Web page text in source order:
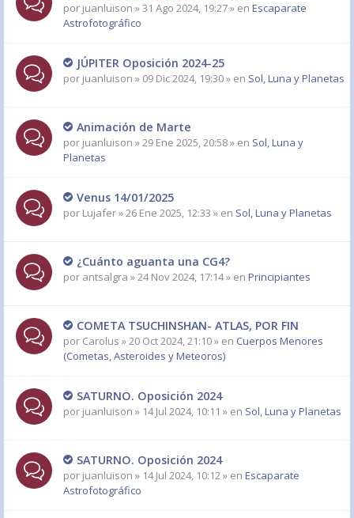
por juanluison » 31 Ago 2024, 19:27 » en Escaparate
Astrofotográfico
JÚPITER Oposición 2024-25
por juanluison » 09 Dic 2024, 19:30 » en Sol, Luna y Planetas
Animación de Marte
por juanluison » 29 Ene 2025, 20:58 » en Sol, Luna y
Planetas
Venus 14/01/2025
por Lujafer» 26 Ene 2025, 12:33 » en Sol, Luna y Planetas
¿Cuánto aguanta una CG4?
por antsalgra » 24 Nov 2024, 17:14 » en Principiantes
COMETA TSUCHINSHAN- ATLAS, POR FIN
por Carolus » 20 Oct 2024, 21:10 » en Cuerpos Menores
(Cometas, Asteroides y Meteoros)
SATURNO. Oposición 2024
por juanluison » 14 Jul 2024, 10:11 » en Sol, Luna y Planetas
SATURNO. Oposición 2024
por juanluison » 14 Jul 2024, 10:12 » en Escaparate
Astrofotográfico